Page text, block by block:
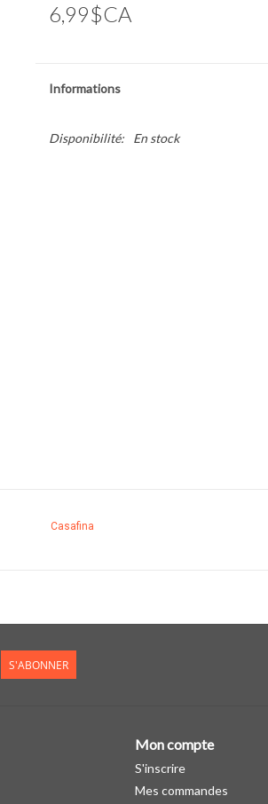
6,99$CA
Informations
Disponibilité: En stock
Casafina
S'ABONNER
Mon compte
S'inscrire
Mes commandes